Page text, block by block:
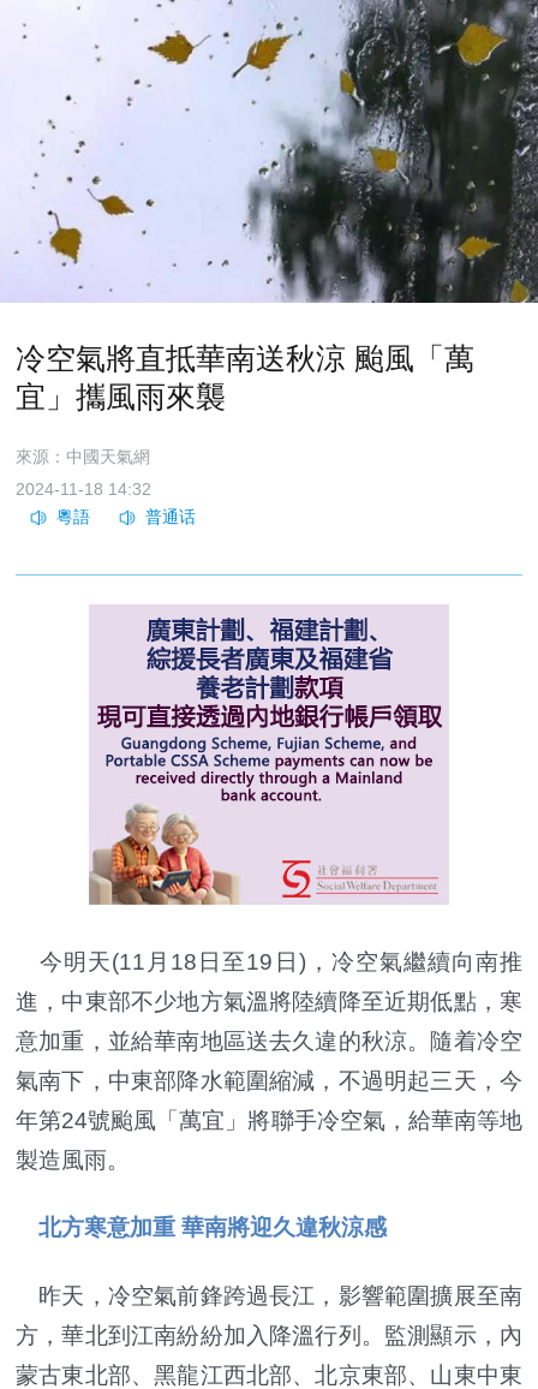
冷空氣將直抵華南送秋涼 颱風「萬
宜」攜風雨來襲
來源：中國天氣網
2024-11-18 14:32
今明天(11月18日至19日)，冷空氣繼續向南推
進，中東部不少地方氣溫將陸續降至近期低點，寒
意加重，並給華南地區送去久違的秋涼。隨着冷空
氣南下，中東部降水範圍縮減，不過明起三天，今
年第24號颱風「萬宜」將聯手冷空氣，給華南等地
製造風雨。
北方寒意加重 華南將迎久違秋涼感
昨天，冷空氣前鋒跨過長江，影響範圍擴展至南
方，華北到江南紛紛加入降溫行列。監測顯示，內
蒙古東北部、黑龍江西北部、北京東部、山東中東